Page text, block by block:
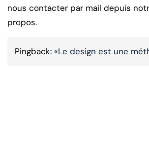
nous contacter par mail depuis
propos.
Pingback: «Le design est une